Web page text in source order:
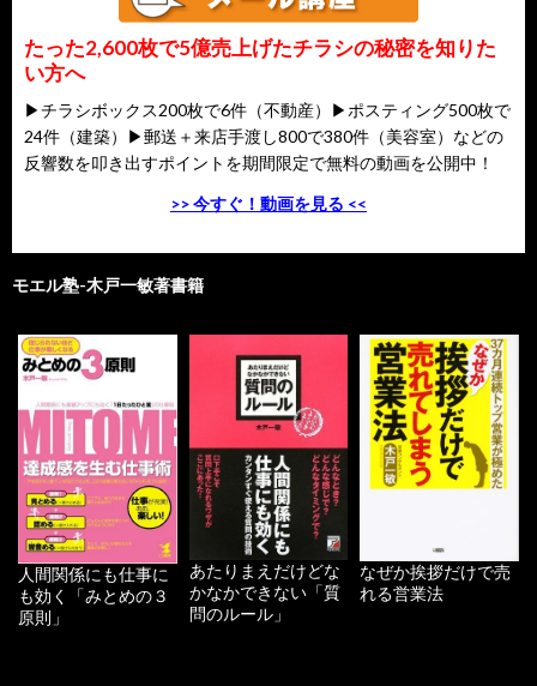
たった2,600枚で5億売上げたチラシの秘密を知りた
い方へ
▶チラシボックス200枚で6件（不動産）▶ポスティング500枚で
24件（建築）▶郵送＋来店手渡し800で380件（美容室）などの
反響数を叩き出すポイントを期間限定で無料の動画を公開中！
>> 今すぐ！動画を見る <<
モエル塾-木戸一敏著書籍
人間関係にも仕事に
も効く「みとめの３
原則」
あたりまえだけどな
かなかできない「質
問のルール」
なぜか挨拶だけで売
れる営業法